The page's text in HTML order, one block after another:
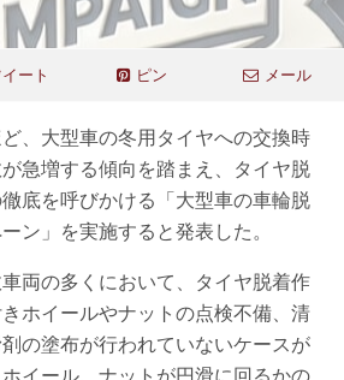
ート ピン メール
、大型車の冬用タイヤへの交換時
急増する傾向を踏まえ、タイヤ脱
底を呼びかける「大型車の車輪脱
ン」を実施すると発表した。
両の多くにおいて、タイヤ脱着作
ホイールやナットの点検不備、清
の塗布が行われていないケースが